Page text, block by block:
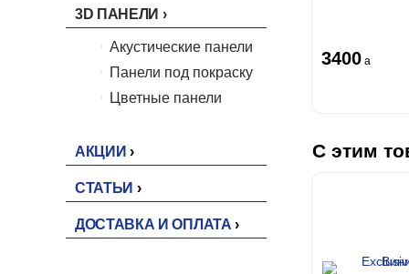
3D ПАНЕЛИ
Акустические панели
Панели под покраску
Цветные панели
АКЦИИ
СТАТЬИ
ДОСТАВКА И ОПЛАТА
3400 a
С этим